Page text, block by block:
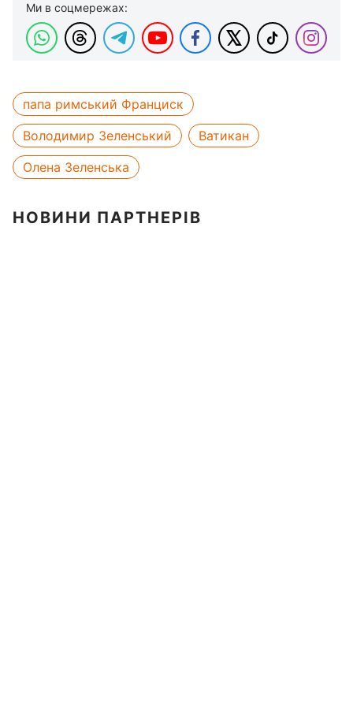
Ми в соцмережах:
папа римський Франциск
Володимир Зеленський
Ватикан
Олена Зеленська
НОВИНИ ПАРТНЕРІВ